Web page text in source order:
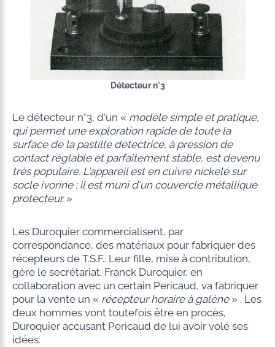
Détecteur n°3
Le détecteur n°3, d'un « modèle simple et pratique,
qui permet une exploration rapide de toute la
surface de la pastille détectrice, à pression de
contact réglable et parfaitement stable, est devenu
très populaire. L'appareil est en cuivre nickelé sur
socle ivorine ; il est muni d'un couvercle métallique
protecteur.»
Les Duroquier commercialisent, par
correspondance, des matériaux pour fabriquer des
récepteurs de T.S.F.. Leur fille, mise à contribution,
gère le secrétariat. Franck Duroquier, en
collaboration avec un certain Pericaud, va fabriquer
pour la vente un « récepteur horaire à galène» . Les
deux hommes vont toutefois être en procès,
Duroquier accusant Pericaud de lui avoir volé ses
idées.